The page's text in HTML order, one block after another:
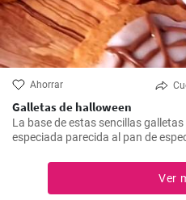
Ahorrar
Galletas de halloween
La base de estas sencillas
especiada parecida al pan de
que empiece la fiesta de
Ver